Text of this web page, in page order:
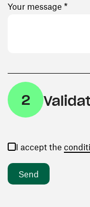
Your message *
2
I accept the